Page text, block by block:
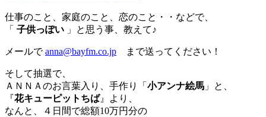
仕事のこと、家庭のこと、恋のこと・・などで、
「 子供っぽい 」と思う事、教えて♪
メールでanna@bayfm.co.jp まで送ってください！
そして抽選で、
ＡＮＮＡのお言葉入り、手作り「 小アンナ絵馬 」と、
『花キューピットちば』より、
なんと、４日間で総額10万円分の